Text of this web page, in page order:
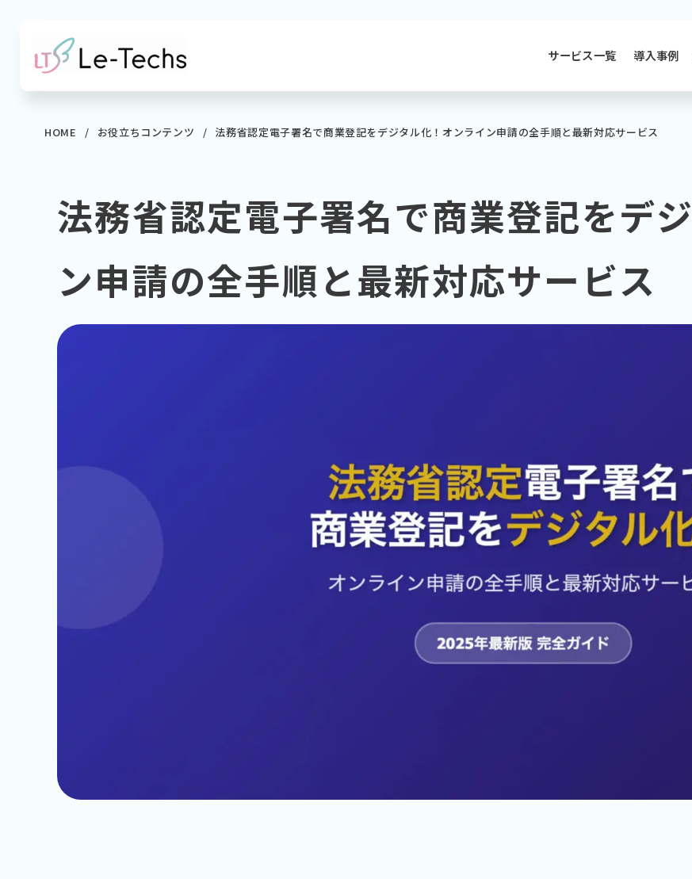
サービス一覧 導入事例
HOME お役立ちコンテンツ 法務省認定電子署名で商業登記をデジタル化！オンライン申請の全手順と最新対応サービス
法務省認定電子署名で商業登記をデ
ン申請の全手順と最新対応サービス